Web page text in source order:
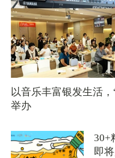
以音乐丰富银发生活
举办
30+
即